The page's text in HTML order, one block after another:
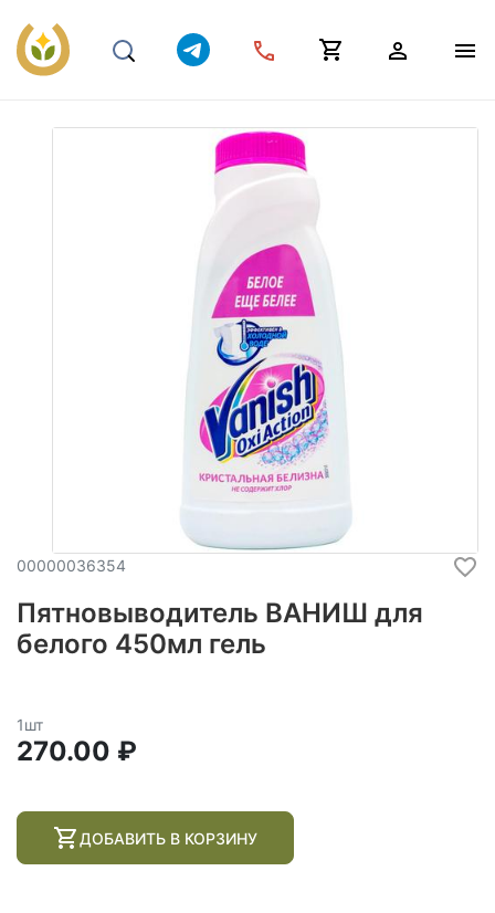
00000036354
Пятновыводитель ВАНИШ для
белого 450мл гель
1шт
270.00 ₽
ДОБАВИТЬ В КОРЗИНУ